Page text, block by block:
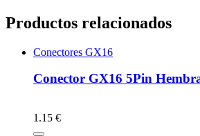
Productos relacionados
Conectores GX16
Conector GX16 5Pin
1.15 €